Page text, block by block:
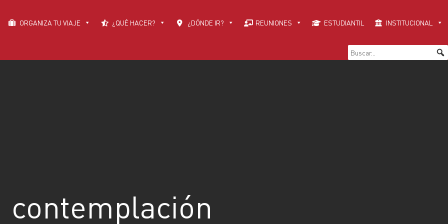
ORGANIZA TU VIAJE ¿QUÉ HACER? ¿DÓNDE IR? REUNIONES ESTUDIANTIL INSTITUCIONAL
contemplación